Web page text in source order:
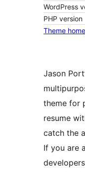
WordPress
PHP version
Theme
Jason
theme for
resume
catch the
If you are